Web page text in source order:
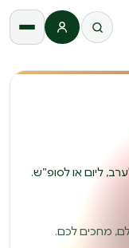
התחברות
ליום או לסופ״ש.
מחכים לכם.